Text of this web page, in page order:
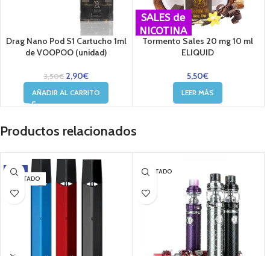
Drag Nano Pod S1 Cartucho 1ml
de VOOPOO (unidad)
3,50€ 2,90€
AÑADIR AL CARRITO
SALES de
NICOTINA
Tormento Sales 20 mg 10 ml
ELIQUID
5,50€
LEER MÁS
Productos relacionados
-20%
AGOTADO
AGOTADO